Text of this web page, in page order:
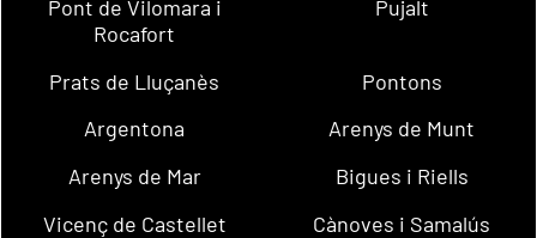
Pont de Vilomara i
Rocafort
Pujalt
Prats de Lluçanès
Pontons
Argentona
Arenys de Munt
Arenys de Mar
Bigues i Riells
Vicenç de Castellet
Cànoves i Samalús